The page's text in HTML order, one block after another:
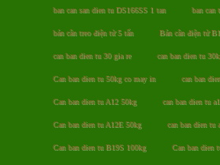
ban can san dien tu DS166SS 1 tan ban can
bán cân treo điện tử 5 tấn Bán cân điện tử
can ban dien tu 30 gia re can ban dien tu
Can ban dien tu 50kg co may in can ban
Can ban dien tu A12 50kg can ban dien tu
Can ban dien tu A12E 50kg can ban dien tu
Can ban dien tu B19S 100kg Can ban dien